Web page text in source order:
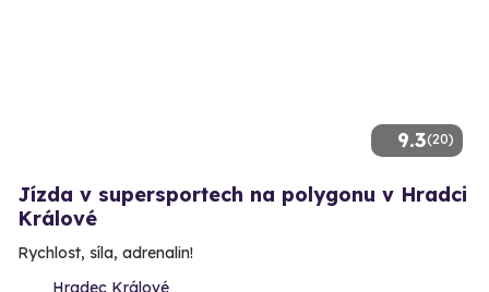
9.3(20)
Jízda v supersportech na polygonu v Hradci
Králové
Rychlost, síla, adrenalin!
Hradec Králové